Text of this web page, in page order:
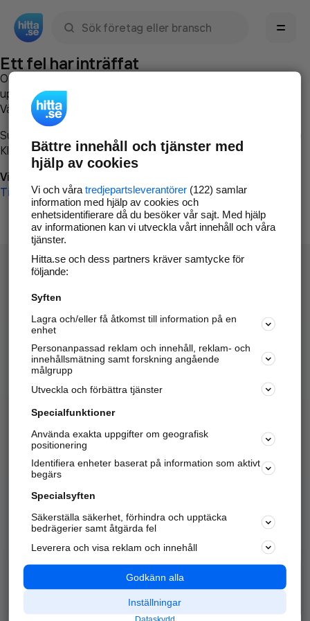
Ett fel har inträffat
Om du vill kan du
uppstod så att vi lättare och snabbare kan avhjälpa det.
Vänligen försök med följande:
Surfa till
Klicka påTillbaka-knappen i webbläsaren och försök igen
Vi beklagar besväret!
Till startsidan
Hitta.se - Gratis nummerupplysning.
Sök företag, personer och platser.
Hitta telefonnummer, adresser, företagsinfo mm.
Marknadsför företaget
Kom igång och annonsera mot
samarbetspartners nära dig.
Alla kategorier
Populära sökningar
API & Kartor
Annonsera
Integritet
Nödnummer
Bättre innehåll och tjänster med
hjälp av cookies
Vi och våra tredjepartsleverantörer(122) samlar
information med hjälp av cookies och
enhetsidentifierare då du besöker vår sajt. Med hjälp
av informationen kan vi utveckla vårt innehåll och våra
tjänster.
Hitta.se och dess partners kräver samtycke för
följande:
Syften
Lagra och/eller få åtkomst till information på en
enhet
Personanpassad reklam och innehåll, reklam- och
innehållsmätning samt forskning angående
målgrupp
Utveckla och förbättra tjänster
Specialfunktioner
Använda exakta uppgifter om geografisk
positionering
Identifiera enheter baserat på information som aktivt
begärs
Specialsyften
Säkerställa säkerhet, förhindra och upptäcka
bedrägerier samt åtgärda fel
Leverera och visa reklam och innehåll
Godkänn alla
Inställningar
Dataskydd